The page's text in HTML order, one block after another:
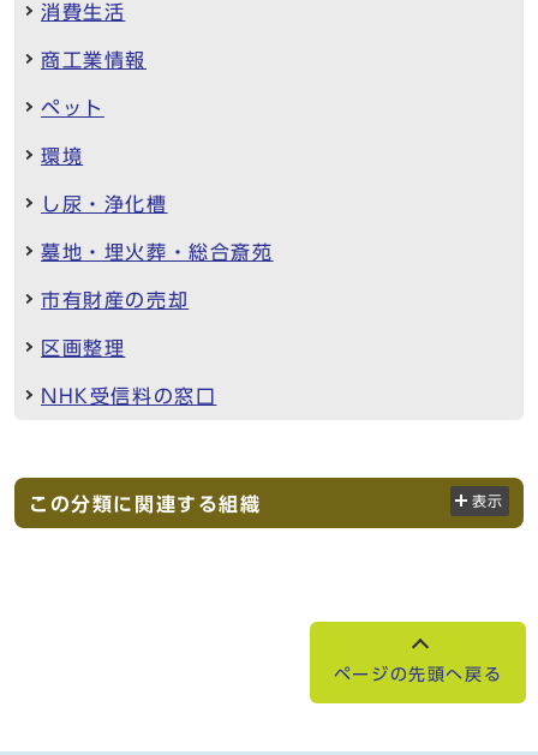
消費生活
商工業情報
ペット
環境
し尿・浄化槽
墓地・埋火葬・総合斎苑
市有財産の売却
区画整理
NHK受信料の窓口
この分類に関連する組織 表示
ページの先頭へ戻る